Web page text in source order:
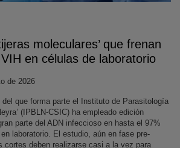
moleculares’ que frenan
en células de laboratorio
de 2026
del que forma parte el Instituto de Parasitología
(IPBLN-CSIC) ha empleado edición
parte del ADN infeccioso en hasta el 97%
laboratorio. El estudio, aún en fase pre-
cortes deben realizarse casi a la vez para